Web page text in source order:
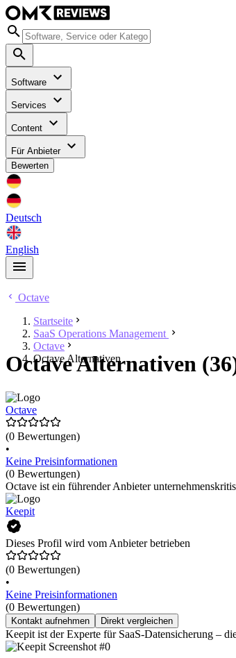
Software
Services
Content
Für Anbieter
Bewerten
Deutsch
English
Octave
Startseite
SaaS Operations Management
Octave
Octave Alternativen
Octave Alternativen
Octave
(0 Bewertungen)
•
Keine Preisinformationen
(0 Bewertungen)
Octave ist ein führender Anbieter
Keepit
Dieses Profil wird vom Anbieter betrieben
(0 Bewertungen)
•
Keine Preisinformationen
(0 Bewertungen)
Kontakt aufnehmen Direkt vergleichen
Keepit ist der Experte für SaaS-Datensicherung –